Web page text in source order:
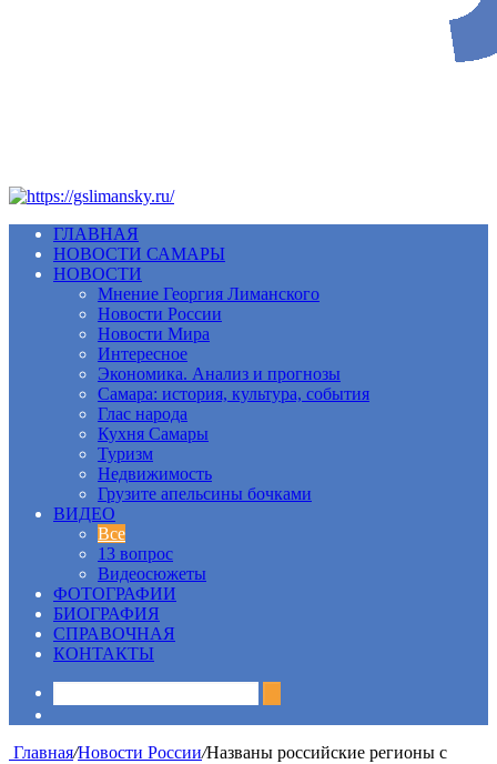
ГЛАВНАЯ
НОВОСТИ САМАРЫ
НОВОСТИ
Мнение Георгия Лиманского
Новости России
Новости Мира
Интересное
Экономика. Анализ и прогнозы
Самара: история, культура, события
Глас народа
Кухня Самары
Туризм
Недвижимость
Грузите апельсины бочками
ВИДЕО
Все
13 вопрос
Видеосюжеты
ФОТОГРАФИИ
БИОГРАФИЯ
СПРАВОЧНАЯ
КОНТАКТЫ
Главная/Новости России/Названы российские регионы с